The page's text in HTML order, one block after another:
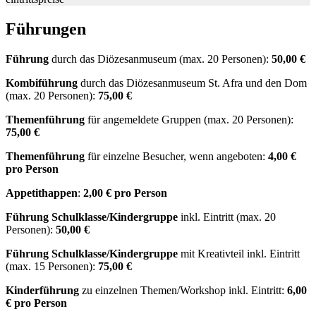
Führungen
Führung durch das Diözesanmuseum (max. 20 Personen): 50,00 €
Kombiführung durch das Diözesanmuseum St. Afra und den Dom
(max. 20 Personen): 75,00 €
Themenführung für angemeldete Gruppen (max. 20 Personen):
75,00 €
Themenführung für einzelne Besucher, wenn angeboten: 4,00 €
pro Person
Appetithappen: 2,00 € pro Person
Führung Schulklasse/Kindergruppe inkl. Eintritt (max. 20
Personen): 50,00 €
Führung Schulklasse/Kindergruppe mit Kreativteil inkl. Eintritt
(max. 15 Personen): 75,00 €
Kinderführung zu einzelnen Themen/Workshop inkl. Eintritt: 6,00
€ pro Person